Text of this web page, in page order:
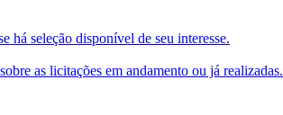
há seleção disponível de seu interesse.
as licitações em andamento ou já realizadas.